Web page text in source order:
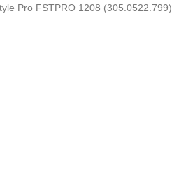
Pro FSTPRO 1208 (305.0522.799)